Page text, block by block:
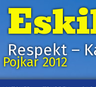
Respekt –
Pojkar 2012